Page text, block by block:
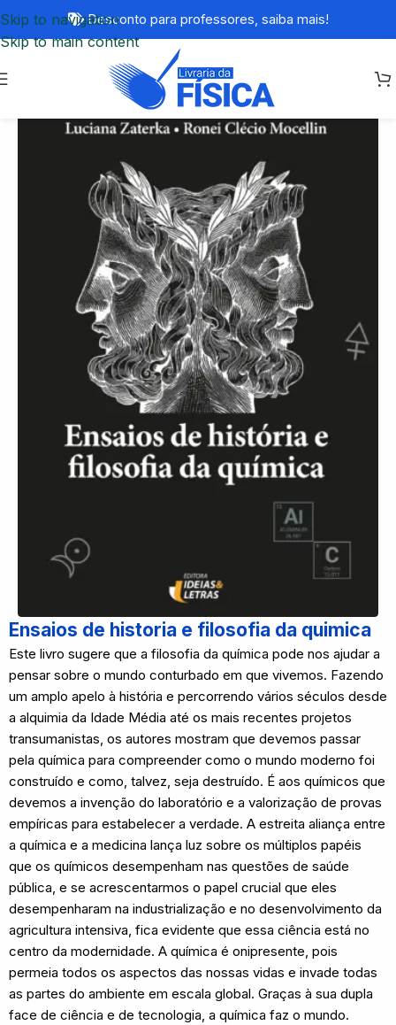
Skip to navigation
Skip to main content
Desconto para professores, saiba mais!
Ensaios de historia e filosofia da quimica
Este livro sugere que a filosofia da química pode nos ajudar a
pensar sobre o mundo conturbado em que vivemos. Fazendo
um amplo apelo à história e percorrendo vários séculos desde
a alquimia da Idade Média até os mais recentes projetos
transumanistas, os autores mostram que devemos passar
pela química para compreender como o mundo moderno foi
construído e como, talvez, seja destruído. É aos químicos que
devemos a invenção do laboratório e a valorização de provas
empíricas para estabelecer a verdade. A estreita aliança entre
a química e a medicina lança luz sobre os múltiplos papéis
que os químicos desempenham nas questões de saúde
pública, e se acrescentarmos o papel crucial que eles
desempenharam na industrialização e no desenvolvimento da
agricultura intensiva, fica evidente que essa ciência está no
centro da modernidade. A química é onipresente, pois
permeia todos os aspectos das nossas vidas e invade todas
as partes do ambiente em escala global. Graças à sua dupla
face de ciência e de tecnologia, a química faz o mundo.